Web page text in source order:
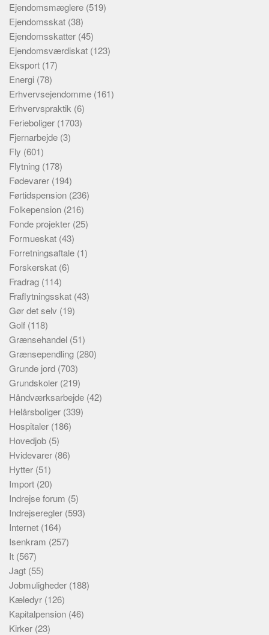
Ejendomsmæglere (519)
Ejendomsskat (38)
Ejendomsskatter (45)
Ejendomsværdiskat (123)
Eksport (17)
Energi (78)
Erhvervsejendomme (161)
Erhvervspraktik (6)
Ferieboliger (1703)
Fjernarbejde (3)
Fly (601)
Flytning (178)
Fødevarer (194)
Førtidspension (236)
Folkepension (216)
Fonde projekter (25)
Formueskat (43)
Forretningsaftale (1)
Forskerskat (6)
Fradrag (114)
Fraflytningsskat (43)
Gør det selv (19)
Golf (118)
Grænsehandel (51)
Grænsependling (280)
Grunde jord (703)
Grundskoler (219)
Håndværksarbejde (42)
Helårsboliger (339)
Hospitaler (186)
Hovedjob (5)
Hvidevarer (86)
Hytter (51)
Import (20)
Indrejse forum (5)
Indrejseregler (593)
Internet (164)
Isenkram (257)
It (567)
Jagt (55)
Jobmuligheder (188)
Kæledyr (126)
Kapitalpension (46)
Kirker (23)